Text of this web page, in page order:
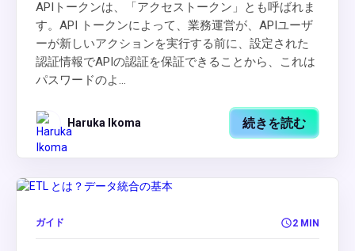
APIトークンは、「アクセストークン」とも呼ばれま
す。API トークンによって、業務運営が、APIユーザ
ーが新しいアクションを実行する前に、設定された
認証情報でAPIの認証を保証できることから、これは
パスワードのよ...
Haruka Ikoma 続きを読む
ガイド 2 MIN